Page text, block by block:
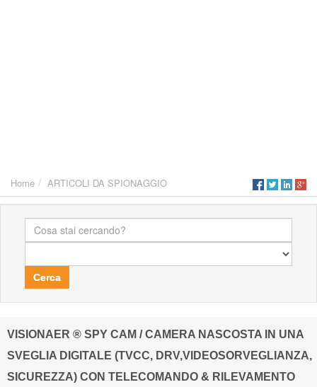
Home ARTICOLI DA SPIONAGGIO
Cerca
VISIONAER ® SPY CAM / CAMERA NASCOSTA IN UNA
SVEGLIA DIGITALE (TVCC, DRV,VIDEOSORVEGLIANZA,
SICUREZZA) CON TELECOMANDO & RILEVAMENTO